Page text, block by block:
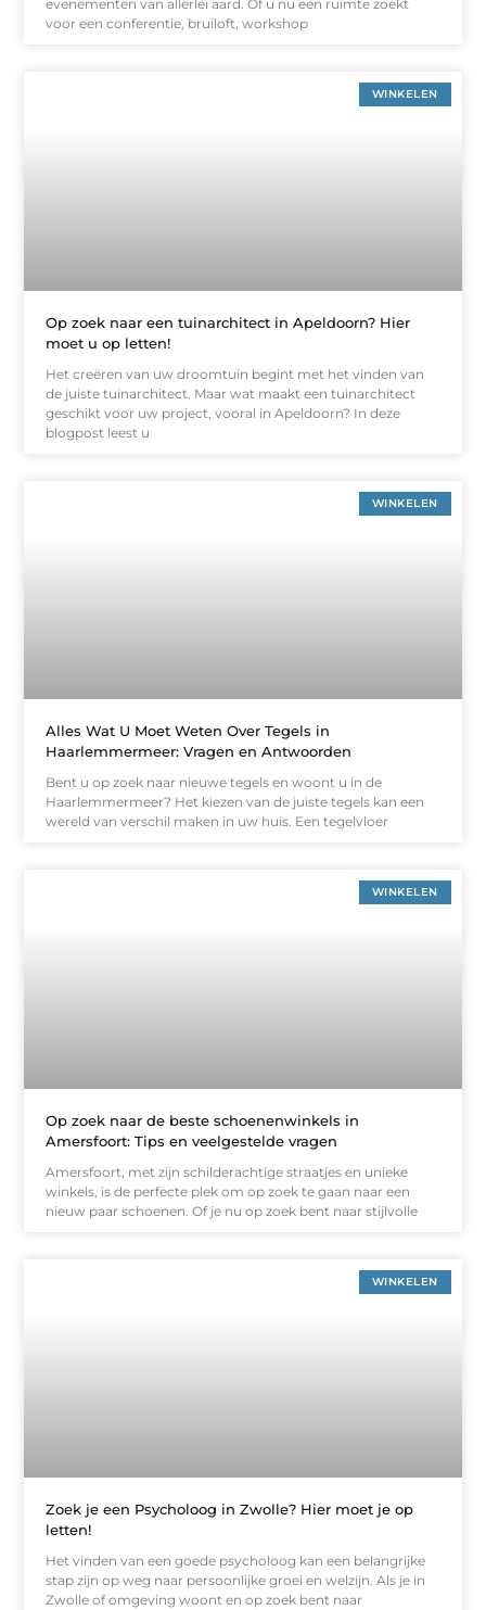
evenementen van allerlei aard. Of u nu een ruimte zoekt
voor een conferentie, bruiloft, workshop
WINKELEN
Op zoek naar een tuinarchitect in Apeldoorn? Hier
moet u op letten!
Het creëren van uw droomtuin begint met het vinden van
de juiste tuinarchitect. Maar wat maakt een tuinarchitect
geschikt voor uw project, vooral in Apeldoorn? In deze
blogpost leest u
WINKELEN
Alles Wat U Moet Weten Over Tegels in
Haarlemmermeer: Vragen en Antwoorden
Bent u op zoek naar nieuwe tegels en woont u in de
Haarlemmermeer? Het kiezen van de juiste tegels kan een
wereld van verschil maken in uw huis. Een tegelvloer
WINKELEN
Op zoek naar de beste schoenenwinkels in
Amersfoort: Tips en veelgestelde vragen
Amersfoort, met zijn schilderachtige straatjes en unieke
winkels, is de perfecte plek om op zoek te gaan naar een
nieuw paar schoenen. Of je nu op zoek bent naar stijlvolle
WINKELEN
Zoek je een Psycholoog in Zwolle? Hier moet je op
letten!
Het vinden van een goede psycholoog kan een belangrijke
stap zijn op weg naar persoonlijke groei en welzijn. Als je in
Zwolle of omgeving woont en op zoek bent naar